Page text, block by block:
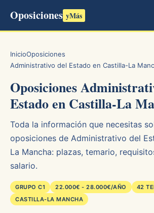
Oposiciones yMás
InicioOposiciones
Administrativo del Estado en Castilla-La
Oposiciones
Estado en Castilla-La
Toda la información que necesitas
oposiciones de Administrativo del
La Mancha: plazas, temario,
salario.
GRUPO C1 22.000€ - 28.000€/AÑO
42
CASTILLA-LA MANCHA